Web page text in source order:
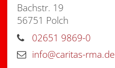
Bachstr. 19
56751 Polch
02651 9869-0
info@caritas-rma.de